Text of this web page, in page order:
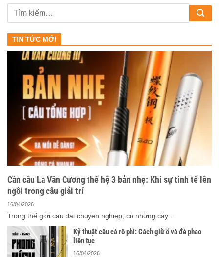
TIN TỨC MỚI
Cần câu La Văn Cương thế hệ 3 bản nhẹ: Khi sự tinh tế lên
ngôi trong câu giải trí
16/04/2026
Trong thế giới câu đài chuyên nghiệp, có những cây ...
Kỹ thuật câu cá rô phi: Cách giữ ổ và đè phao
liên tục
16/04/2026